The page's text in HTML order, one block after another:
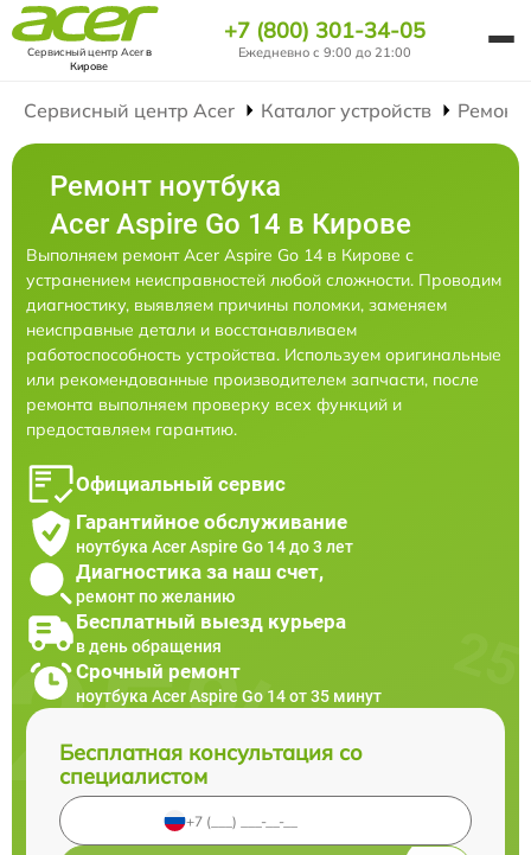
Сервисный центр Acerв
Кирове
+7 (800) 301-34-05
Ежедневно с 9:00 до 21:00
Сервисный центр Acer Каталог устройств Ремонт
Ремонт ноутбука
Acer Aspire Go 14 в Кирове
Выполняем ремонт Acer Aspire Go 14 в Кирове с
устранением неисправностей любой сложности. Проводим
диагностику, выявляем причины поломки, заменяем
неисправные детали и восстанавливаем
работоспособность устройства. Используем оригинальные
или рекомендованные производителем запчасти, после
ремонта выполняем проверку всех функций и
предоставляем гарантию.
Официальный сервис
Гарантийное обслуживание
ноутбука Acer Aspire Go 14 до 3 лет
Диагностика за наш счет,
ремонт по желанию
Бесплатный выезд курьера
в день обращения
Срочный ремонт
ноутбука Acer Aspire Go 14 от 35 минут
Бесплатная консультация со
специалистом